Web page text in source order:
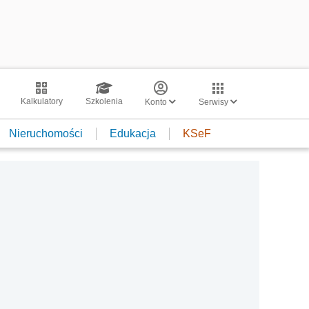
Kalkulatory Szkolenia Konto Serwisy
Nieruchomości Edukacja KSeF